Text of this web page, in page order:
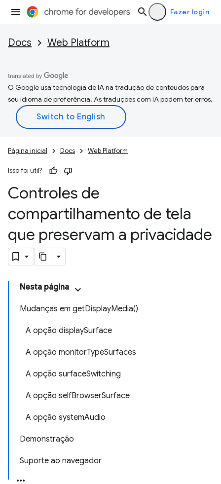
Fazer login
Docs Web Platform
O Google usa tecnologia de IA na tradução de conteúdos para
seu idioma de preferência. As traduções com IA podem ter erros.
Página inicial Docs Web Platform
Isso foi útil?
Controles de
compartilhamento de tela
que preservam a privacidade
Nesta página
Mudanças em getDisplayMedia()
A opção displaySurface
A opção monitorTypeSurfaces
A opção surfaceSwitching
A opção selfBrowserSurface
A opção systemAudio
Demonstração
Suporte ao navegador